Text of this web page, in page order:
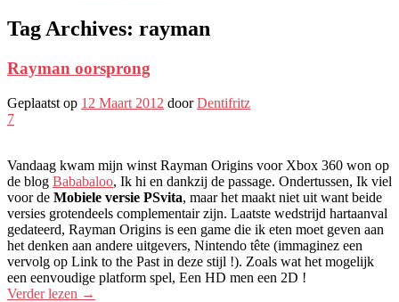
Tag Archives: rayman
Rayman oorsprong
Geplaatst op 12 Maart 2012 doorDentifritz
7
Vandaag kwam mijn winst Rayman Origins voor Xbox 360 won op
de blog Bababaloo, Ik hi en dankzij de passage. Ondertussen, Ik viel
voor de Mobiele versie PSvita, maar het maakt niet uit want beide
versies grotendeels complementair zijn. Laatste wedstrijd hartaanval
gedateerd, Rayman Origins is een game die ik eten moet geven aan
het denken aan andere uitgevers, Nintendo tête (immaginez een
vervolg op Link to the Past in deze stijl !). Zoals wat het mogelijk
een eenvoudige platform spel, Een HD men een 2D !
Verder lezen →